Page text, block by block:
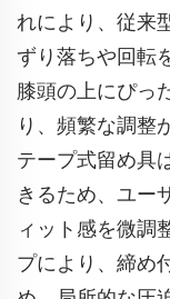
れにより、従来
ずり落ちや回転
膝頭の上にぴっ
り、頻繁な調整
テープ式留め具
きるため、ユー
ィット感を微調
プにより、締め